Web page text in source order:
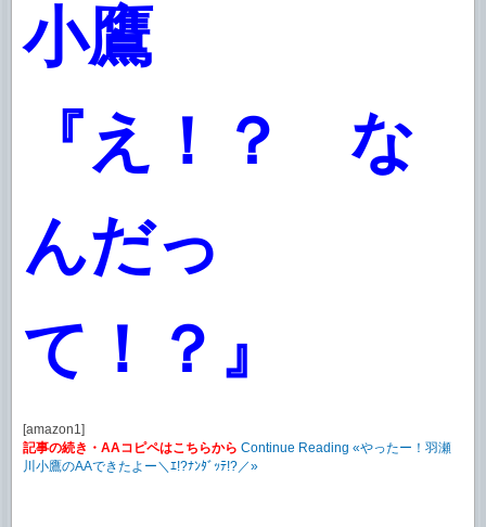
小鷹
『え！？ な
んだっ
て！？』
[amazon1]
記事の続き・AAコピペはこちらから Continue Reading «やったー！羽瀬
川小鷹のAAできたよー＼ｴ!?ﾅﾝﾀﾞｯﾃ!?／»